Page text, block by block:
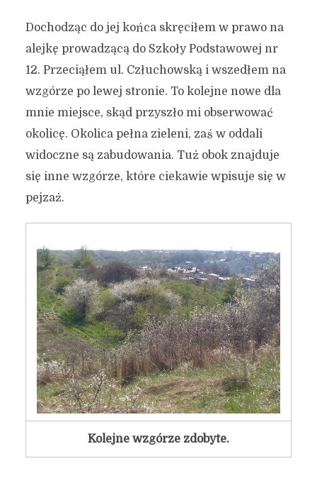
Dochodząc do jej końca skręciłem w prawo na
alejkę prowadzącą do Szkoły Podstawowej nr
12. Przeciąłem ul. Człuchowską i wszedłem na
wzgórze po lewej stronie. To kolejne nowe dla
mnie miejsce, skąd przyszło mi obserwować
okolicę. Okolica pełna zieleni, zaś w oddali
widoczne są zabudowania. Tuż obok znajduje
się inne wzgórze, które ciekawie wpisuje się w
pejzaż.
Kolejne wzgórze zdobyte.